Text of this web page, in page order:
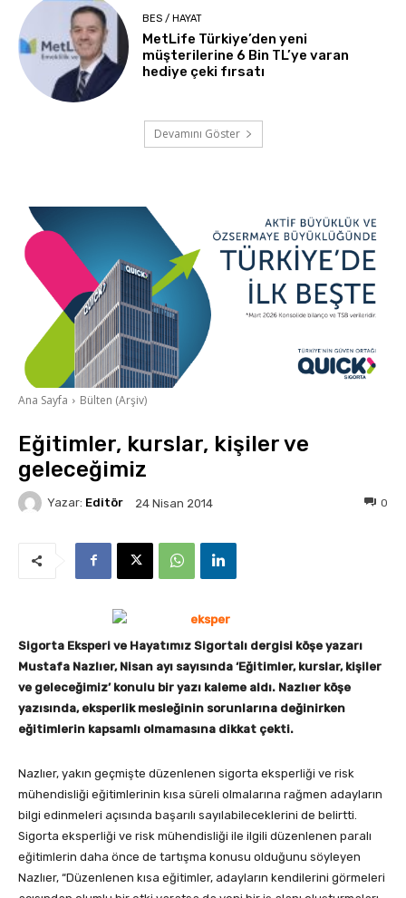
BES / HAYAT
MetLife Türkiye’den yeni
müşterilerine 6 Bin TL’ye varan
hediye çeki fırsatı
Devamını Göster